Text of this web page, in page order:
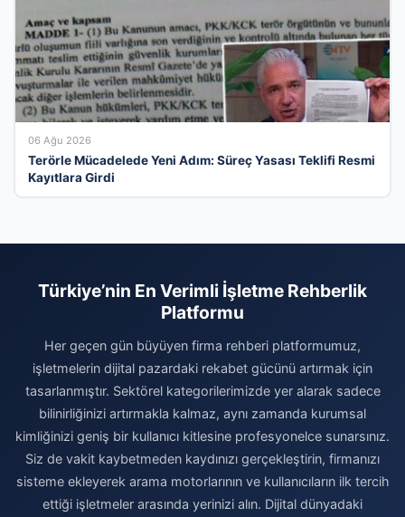
06 Ağu 2026
Terörle Mücadelede Yeni Adım: Süreç Yasası Teklifi Resmi
Kayıtlara Girdi
Türkiye’nin En Verimli İşletme Rehberlik
Platformu
Her geçen gün büyüyen firma rehberi platformumuz,
işletmelerin dijital pazardaki rekabet gücünü artırmak için
tasarlanmıştır. Sektörel kategorilerimizde yer alarak sadece
bilinirliğinizi artırmakla kalmaz, aynı zamanda kurumsal
kimliğinizi geniş bir kullanıcı kitlesine profesyonelce sunarsınız.
Siz de vakit kaybetmeden kaydınızı gerçekleştirin, firmanızı
sisteme ekleyerek arama motorlarının ve kullanıcıların ilk tercih
ettiği işletmeler arasında yerinizi alın. Dijital dünyadaki